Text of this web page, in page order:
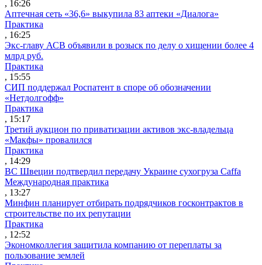
, 16:26
Аптечная сеть «36,6» выкупила 83 аптеки «Диалога»
Практика
, 16:25
Экс-главу АСВ объявили в розыск по делу о хищении более 4
млрд руб.
Практика
, 15:55
СИП поддержал Роспатент в споре об обозначении
«Нетдолгофф»
Практика
, 15:17
Третий аукцион по приватизации активов экс-владельца
«Макфы» провалился
Практика
, 14:29
ВС Швеции подтвердил передачу Украине сухогруза Caffa
Международная практика
, 13:27
Минфин планирует отбирать подрядчиков госконтрактов в
строительстве по их репутации
Практика
, 12:52
Экономколлегия защитила компанию от переплаты за
пользование землей